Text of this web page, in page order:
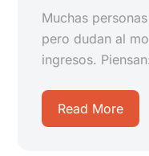
Muchas
pero dudan al
ingresos.
Read More